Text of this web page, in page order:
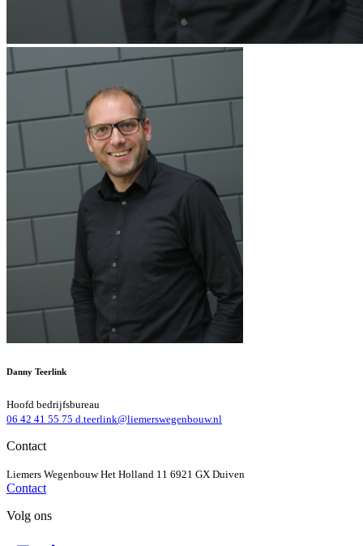
Danny Teerlink
Hoofd bedrijfsbureau
06 42 41 55 75 d.teerlink@liemerswegenbouw.nl
Contact
Liemers WegenbouwHet Holland 11 6921 GX Duiven
Contact
Volg ons